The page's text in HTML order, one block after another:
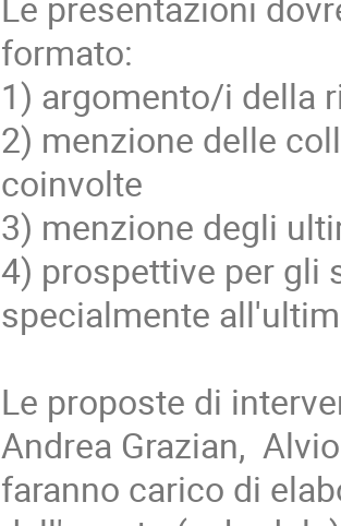
formato:
1) argomento/i della
2) menzione delle
coinvolte
3) menzione degli
4) prospettive per gli
specialmente
Le proposte di
Andrea Grazian,
faranno carico di